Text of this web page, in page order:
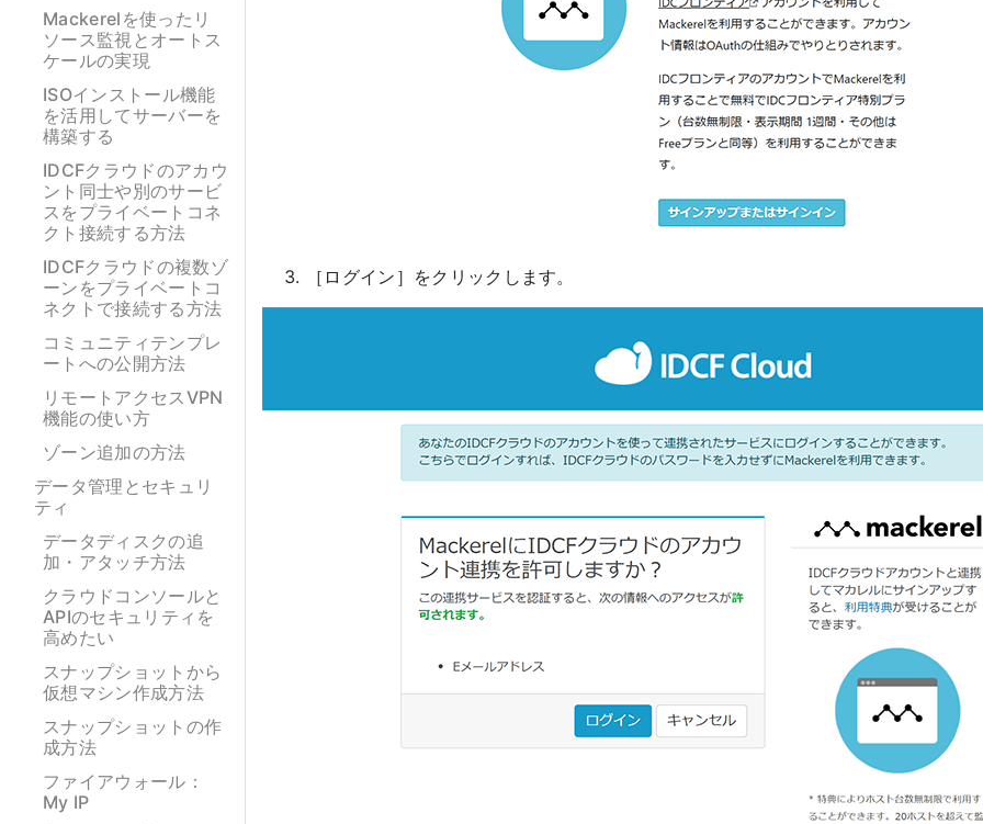
Mackerelを使ったリ
ソース監視とオートス
ケールの実現
ISOインストール機能
を活用してサーバーを
構築する
IDCFクラウドのアカウ
ント同士や別のサービ
スをプライベートコネ
クト接続する方法
IDCFクラウドの複数ゾ
ーンをプライベートコ
ネクトで接続する方法
コミュニティテンプレ
ートへの公開方法
リモートアクセスVPN
機能の使い方
ゾーン追加の方法
データ管理とセキュリ
ティ
データディスクの追
加・アタッチ方法
クラウドコンソールと
APIのセキュリティを
高めたい
スナップショットから
仮想マシン作成方法
スナップショットの作
成方法
ファイアウォール：
My IP
［ログイン］をクリックします。